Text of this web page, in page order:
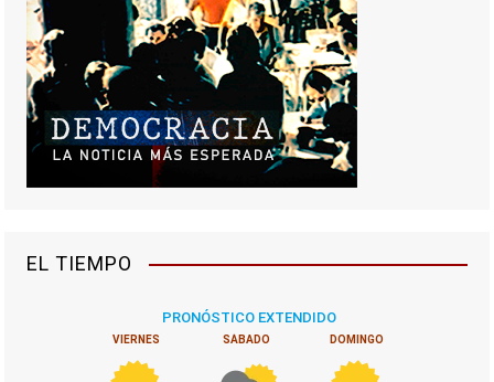
EL TIEMPO